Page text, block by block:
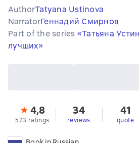
AuthorTatyana Ustinova
NarratorГеннадий Смирнов
Part of the series «Татьяна
лучших»
4,8
523 ratings
34
reviews
41
quote